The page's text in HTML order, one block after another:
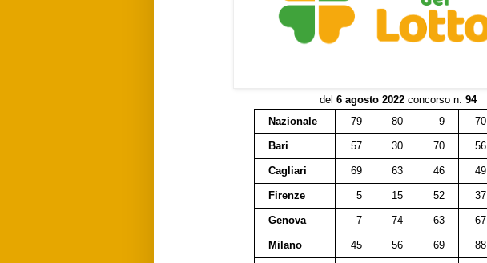
del 6 agosto 2022 concorso n. 94
Nazionale
79 80 9 70
Bari 57 30 70 56
Cagliari 69 63 46 49
Firenze 5 15 52 37
Genova 7 74 63 67
Milano 45 56 69 88